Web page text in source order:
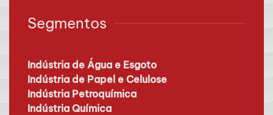
Segmentos
Indústria de Água e Esgoto
Indústria de Papel e Celulose
Indústria Petroquímica
Indústria Química